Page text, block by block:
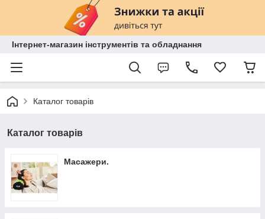
Інтернет-магазин інструментів та обладнання
Каталог товарів
Каталог товарів
Масажери.